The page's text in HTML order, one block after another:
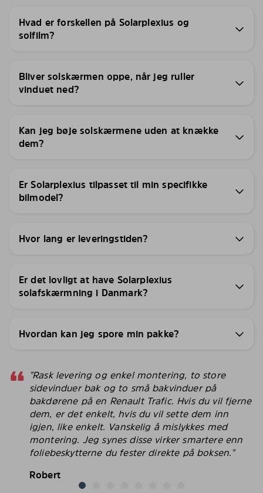
Hvad er forskellen på Solarplexius og
solfilm?
Bliver solskærmen oppe, når jeg ruller
vinduet ned?
Kan jeg bøje solskærmene uden at knække
dem?
Er Solarplexius tilpasset til min specifikke
bilmodel?
Hvor lang er leveringstiden?
Er det lovligt at have Solarplexius
solafskærmning i Danmark?
Hvordan kan jeg spore min pakke?
"Rask levering og enkel montering, to store
sidevinduer bak og to små bakvinduer på
bakdørene på en Renault Trafic. Hvis du vil fjerne
dem, er det enkelt, hvis du vil sette dem inn
igjen, like enkelt. Vanskelig å mislykkes med
montering. Jeg synes disse virker smartere enn
foliebeskytterne du fester direkte på boksen."
Robert